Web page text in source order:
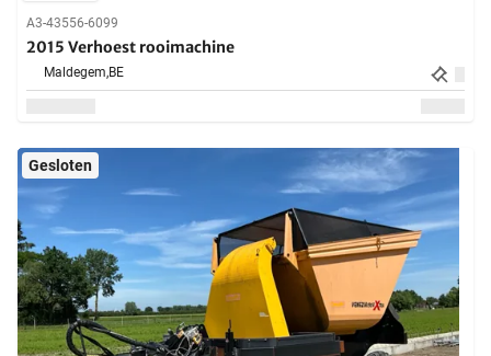
A3-43556-6099
2015 Verhoest rooimachine
Maldegem,BE
Gesloten